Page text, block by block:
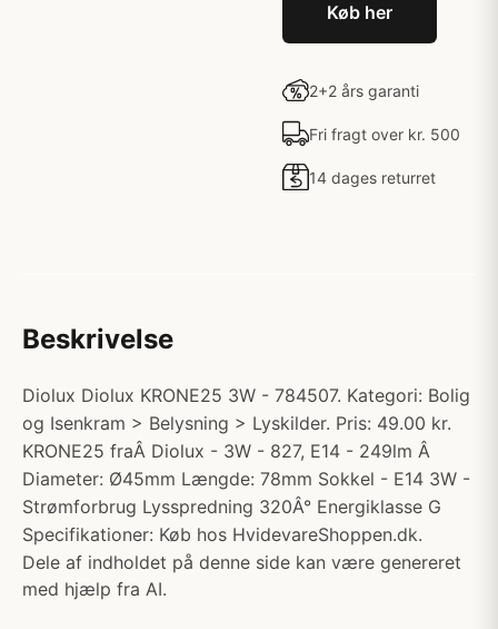
Køb her
2+2 års garanti
Fri fragt over kr. 500
14 dages returret
Beskrivelse
Diolux Diolux KRONE25 3W - 784507. Kategori: Bolig
og Isenkram > Belysning > Lyskilder. Pris: 49.00 kr.
KRONE25 fraÂ Diolux - 3W - 827, E14 - 249lm Â
Diameter: Ø45mm Længde: 78mm Sokkel - E14 3W -
Strømforbrug Lysspredning 320Â° Energiklasse G
Specifikationer: Køb hos HvidevareShoppen.dk.
Dele af indholdet på denne side kan være genereret
med hjælp fra AI.